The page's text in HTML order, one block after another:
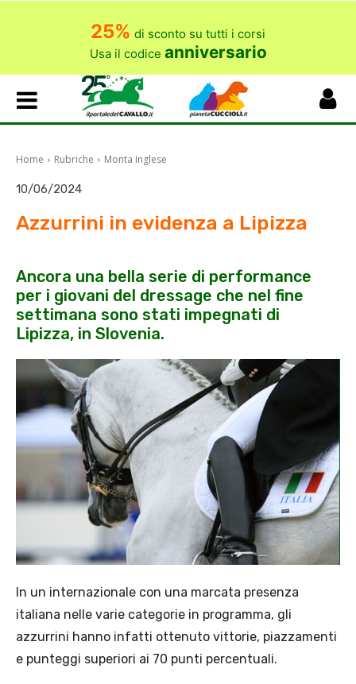
25% di sconto su tutti i corsi
Usa il codice anniversario
Home Rubriche Monta Inglese
10/06/2024
Azzurrini in evidenza a Lipizza
Ancora una bella serie di performance
per i giovani del dressage che nel fine
settimana sono stati impegnati di
Lipizza, in Slovenia.
In un internazionale con una marcata presenza
italiana nelle varie categorie in programma, gli
azzurrini hanno infatti ottenuto vittorie, piazzamenti
e punteggi superiori ai 70 punti percentuali.